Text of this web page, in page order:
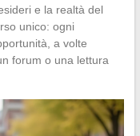
e la realtà del
unico: ogni
a volte
forum o una lettura